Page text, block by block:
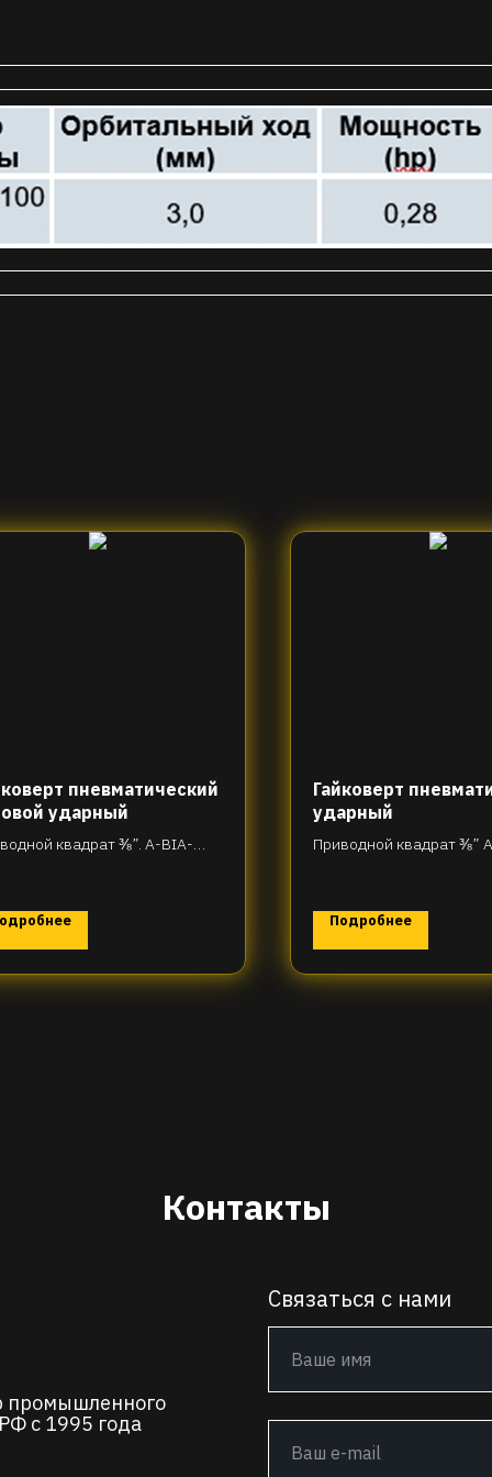
пневматический
ударный
квадрат ⅜”. A-BIA-
Гайковерт
ударный
Приводной квадрат ⅜”
Подробнее
Контакты
промышленного
с 1995 года
Связаться с нами